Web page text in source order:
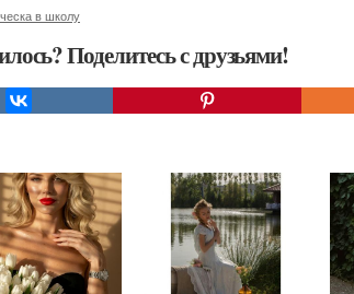
в школу
Поделитесь с друзьями!